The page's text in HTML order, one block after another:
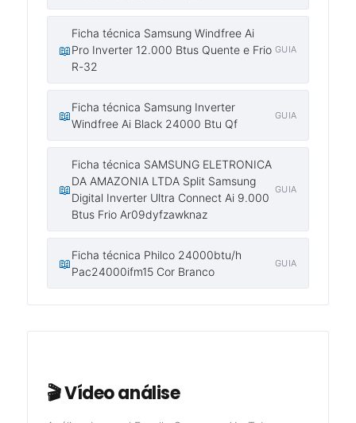
📖
Ficha técnica Samsung Windfree Ai
Pro Inverter 12.000 Btus Quente e Frio
R-32
GUIA
📖
Ficha técnica Samsung Inverter
Windfree Ai Black 24000 Btu Qf
GUIA
📖
Ficha técnica SAMSUNG ELETRONICA
DA AMAZONIA LTDA Split Samsung
Digital Inverter Ultra Connect Ai 9.000
Btus Frio Ar09dyfzawknaz
GUIA
📖
Ficha técnica Philco 24000btu/h
Pac24000ifm15 Cor Branco
GUIA
🎬 Vídeo análise